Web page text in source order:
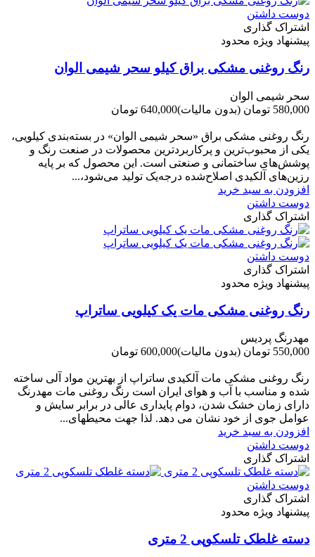
دوست داشتن
اشتراک گذاری
پیشنهاد ویژه محدود
رنگ روغنی مشکی براق کیلو سحر شیمی الوان
سحر شیمی الوان
580,000 تومان
(بدون مالیات)640,000 تومان
رنگ روغنی مشکی براق «سحر شیمی الوان» در بسته‌بندی کیلویی،
یکی از محبوب‌ترین و پرکاربردترین محصولات در صنعت رنگ و
پوشش‌های ساختمانی و صنعتی است. این محصول که بر پایه
رزین‌های آلکیدی اصلاح‌شده درجه‌یک تولید می‌شود،...
افزودن به سبد خرید
دوست داشتن
اشتراک گذاری
دوست داشتن
اشتراک گذاری
پیشنهاد ویژه محدود
رنگ روغنی مشکی مات یک کیلویی ساتراپ
مهدرنگ پردیس
550,000 تومان
(بدون مالیات)600,000 تومان
رنگ روغنی مشکی مات آلکیدی ساتراپ از بهترین مواد آلی ساخته
شده و مناسب با آب و هوای ایران است رنگ روغنی مات مهدرنگ
دارای زﻣﺎن ﺧﺸﮏ ﺷﺪن، دوام ﭘﺎﯾﺪاری عالی در ﺑﺮاﺑﺮ ﺳﺎﯾﺶ و
ﻋﻮاﻣﻞ ﺟﻮی از ﺧﻮد ﻧﺸﺎن ﻣﯽ دﻫﺪ. ﻟﺬا ﺟﻬﺖ ﻣﺤﯿﻄ‌‌ﻬﺎی...
افزودن به سبد خرید
دوست داشتن
اشتراک گذاری
دوست داشتن
اشتراک گذاری
پیشنهاد ویژه محدود
دسته غلطک تلسکوپی 2 متری